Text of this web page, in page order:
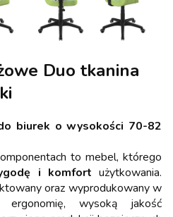
Duo tkanina
biurek o wysokości 70-82
to mebel, którego
i komfort użytkowania.
oraz wyprodukowany w
wysoką jakość